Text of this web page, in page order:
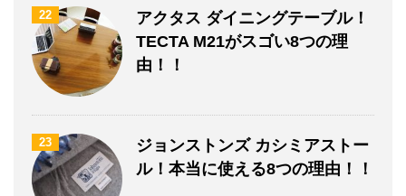
22
アクタス ダイニングテーブル！
TECTA M21がスゴい8つの理
由！！
23
ジョンストンズ カシミアストー
ル！本当に使える8つの理由！！